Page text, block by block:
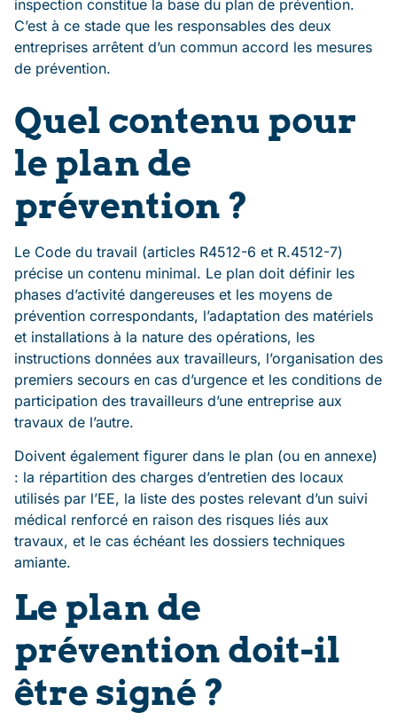
inspection constitue la base du plan de prévention.
C’est à ce stade que les responsables des deux
entreprises arrêtent d’un commun accord les mesures
de prévention.
Quel contenu pour
le plan de
prévention ?
Le Code du travail (articles R4512-6 et R.4512-7)
précise un contenu minimal. Le plan doit définir les
phases d’activité dangereuses et les moyens de
prévention correspondants, l’adaptation des matériels
et installations à la nature des opérations, les
instructions données aux travailleurs, l’organisation des
premiers secours en cas d’urgence et les conditions de
participation des travailleurs d’une entreprise aux
travaux de l’autre.
Doivent également figurer dans le plan (ou en annexe)
: la répartition des charges d’entretien des locaux
utilisés par l’EE, la liste des postes relevant d’un suivi
médical renforcé en raison des risques liés aux
travaux, et le cas échéant les dossiers techniques
amiante.
Le plan de
prévention doit-il
être signé ?